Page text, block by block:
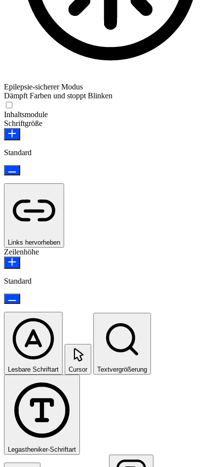
Epilepsie-sicherer Modus
Dämpft Farben und stoppt Blinken
Inhaltsmodule
Schriftgröße
Standard
Links hervorheben
Zeilenhöhe
Standard
Lesbare Schriftart Cursor Textvergrößerung
Legastheniker-Schriftart